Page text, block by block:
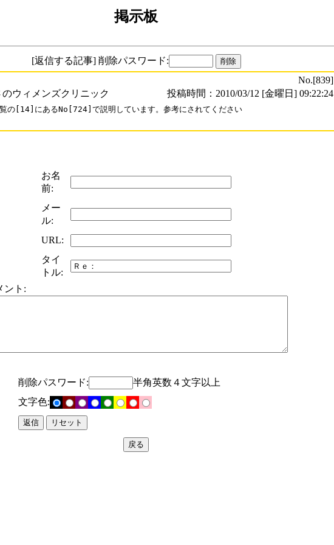
掲示板
[返信する記事] 削除パスワード:
No.[839]
ウィメンズクリニック
投稿時間：2010/03/12 [金曜日] 09:22:24
の[14]にあるNo[724]で説明しています。参考にされてください
お名
前:
メー
ル:
URL:
タイ
トル:
ント:
削除パスワード:
半角英数４文字以上
文字色: